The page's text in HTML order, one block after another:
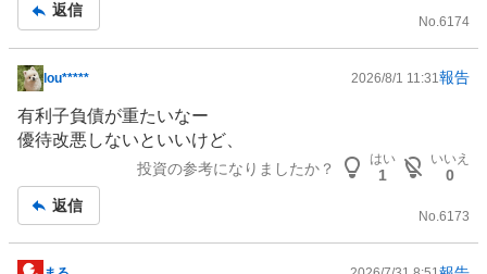
返信
No.6174
掲
示
板
事
lou***** 2026/8/1 11:31報告
有利子負債が重たいなー
優待改悪しないといいけど、
投資の参考になりましたか？
はい
1
いいえ
0
返信
No.6173